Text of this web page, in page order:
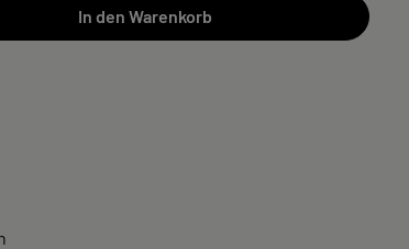
In den Warenkorb